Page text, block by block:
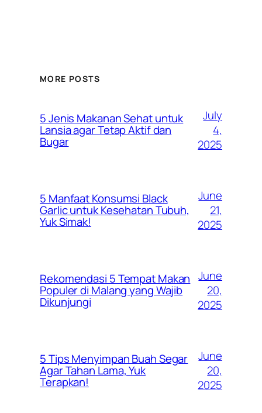
MORE POSTS
5 Jenis Makanan Sehat untuk
Lansia agar Tetap Aktif dan
Bugar
July
4,
2025
5 Manfaat Konsumsi Black
Garlic untuk Kesehatan Tubuh,
Yuk Simak!
June
21,
2025
Rekomendasi 5 Tempat Makan
Populer di Malang yang Wajib
Dikunjungi
June
20,
2025
5 Tips Menyimpan Buah Segar
Agar Tahan Lama, Yuk
Terapkan!
June
20,
2025